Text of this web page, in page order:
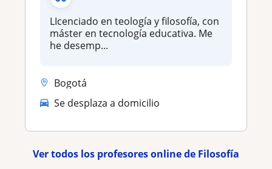
LIcenciado en teología y filosofía, con
máster en tecnología educativa. Me
he desemp...
Bogotá
Se desplaza a domicilio
Ver todos los profesores online de Filosofía